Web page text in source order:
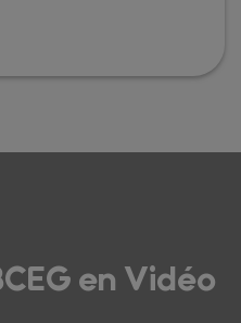
en Vidéo